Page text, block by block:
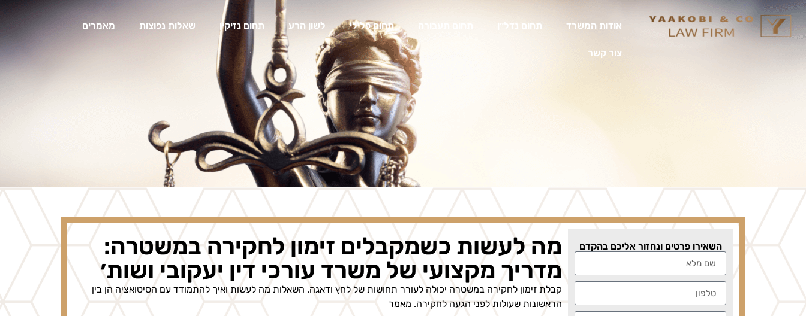
אודות המשרד תחום נדל״ן תחום תעבורה תחום פלילי לשון הרע תחום נזיקין שאלות נפוצות מאמרים
צור קשר
השאירו פרטים ונחזור אליכם בהקדם
מה לעשות כשמקבלים זימון לחקירה במשטרה:
מדריך מקצועי של משרד עורכי דין יעקובי ושות׳
קבלת זימון לחקירה במשטרה יכולה לעורר תחושות של לחץ ודאגה. השאלות מה לעשות ואיך להתמודד עם הסיטואציה הן בין
הראשונות שעולות לפני הגעה לחקירה. מאמר